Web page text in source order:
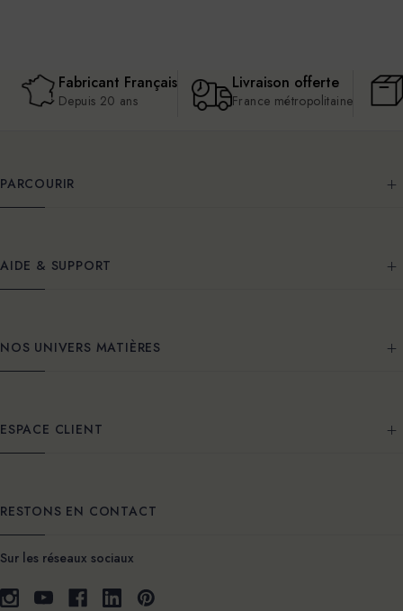
Fabricant Français
Depuis 20 ans
Livraison offerte
France métropolitaine
PARCOURIR
AIDE & SUPPORT
NOS UNIVERS MATIÈRES
ESPACE CLIENT
RESTONS EN CONTACT
Sur les réseaux sociaux